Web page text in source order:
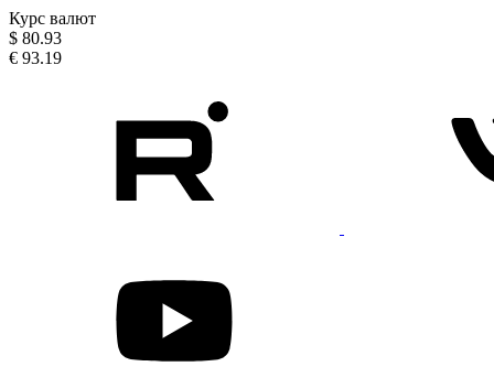
Курс валют
$ 80.93
€ 93.19